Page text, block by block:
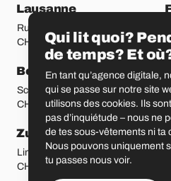
Nos bureaux
Lausanne
Rue Etraz 4
CH-1003 Lausanne
Berne
Schmiedenplatz 5
CH-3011 Berne
Zurich
Limmatstrasse 183
CH-8005 Zurich
Qui lit quoi?
de temps? Et
En tant qu’agence digitale,
qui se passe sur notre site
utilisons des cookies. Ils
pas d’inquiétude – nous ne
de tes sous-vêtements ni ta
Nous pouvons uniquement
tu passes nous voir.